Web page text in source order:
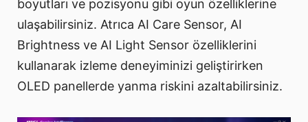
boyutları ve pozisyonu gibi oyun özelliklerine
ulaşabilirsiniz. Atrıca AI Care Sensor, AI
Brightness ve AI Light Sensor özelliklerini
kullanarak izleme deneyiminizi geliştirirken
OLED panellerde yanma riskini azaltabilirsiniz.